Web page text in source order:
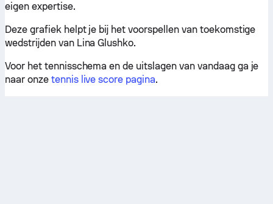
eigen expertise.
Deze grafiek helpt je bij het voorspellen van toekomstige
wedstrijden van Lina Glushko.
Voor het tennisschema en de uitslagen van vandaag ga je
naar onze tennis live score pagina.